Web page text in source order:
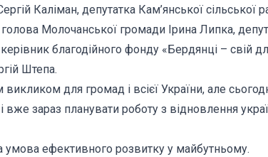
Каліман, депутатка Кам’янської сільської
Молочанської громади Ірина Липка,
благодійного фонду «Бердянці – свій
Штепа.
викликом для громад і всієї України, але
зараз планувати роботу з відновлення
умова ефективного розвитку у майбутньому.